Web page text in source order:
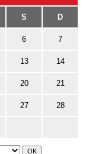
S D
6 7
13 14
20 21
27 28